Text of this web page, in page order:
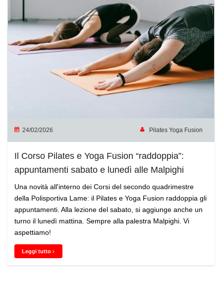
24/02/2026 Pilates Yoga Fusion
Il Corso Pilates e Yoga Fusion “raddoppia”:
appuntamenti sabato e lunedì alle Malpighi
Una novità all'interno dei Corsi del secondo quadrimestre
della Polisportiva Lame: il Pilates e Yoga Fusion raddoppia gli
appuntamenti. Alla lezione del sabato, si aggiunge anche un
turno il lunedì mattina. Sempre alla palestra Malpighi. Vi
aspettiamo!
Leggi tutto